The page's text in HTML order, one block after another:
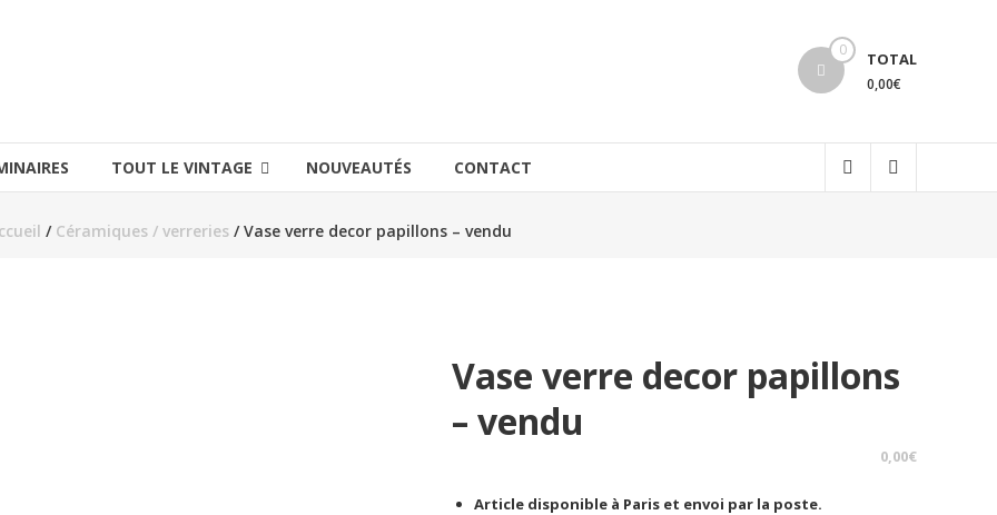
0 TOTAL
0,00€
TOUT LE VINTAGE NOUVEAUTÉS CONTACT
/ Céramiques / verreries/ Vase verre decor papillons – vendu
Vase verre decor papillons
– vendu
0,00€
Article disponible à Paris et envoi par la poste.